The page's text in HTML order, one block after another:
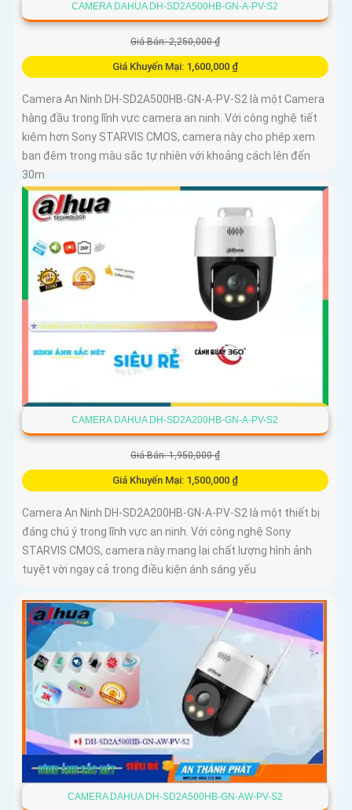
CAMERA DAHUA DH-SD2A500HB-GN-A-PV-S2
Giá Bán: 2,250,000 ₫
Giá Khuyến Mại: 1,600,000 ₫
Camera An Ninh DH-SD2A500HB-GN-A-PV-S2 là một Camera
hàng đầu trong lĩnh vực camera an ninh. Với công nghệ tiết
kiệm hơn Sony STARVIS CMOS, camera này cho phép xem
ban đêm trong màu sắc tự nhiên với khoảng cách lên đến
30m
CAMERA DAHUA DH-SD2A200HB-GN-A-PV-S2
Giá Bán: 1,950,000 ₫
Giá Khuyến Mại: 1,500,000 ₫
Camera An Ninh DH-SD2A200HB-GN-A-PV-S2 là một thiết bị
đáng chú ý trong lĩnh vực an ninh. Với công nghệ Sony
STARVIS CMOS, camera này mang lại chất lượng hình ảnh
tuyệt vời ngay cả trong điều kiện ánh sáng yếu
CAMERA DAHUA DH-SD2A500HB-GN-AW-PV-S2